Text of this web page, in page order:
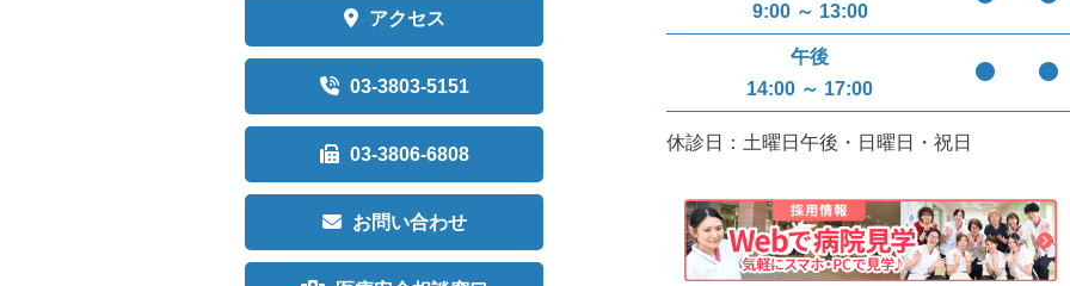
アクセス
03-3803-5151
03-3806-6808
お問い合わせ
9:00 ～ 13:00
午後
14:00 ～ 17:00
休診日：土曜日午後・日曜日・祝日